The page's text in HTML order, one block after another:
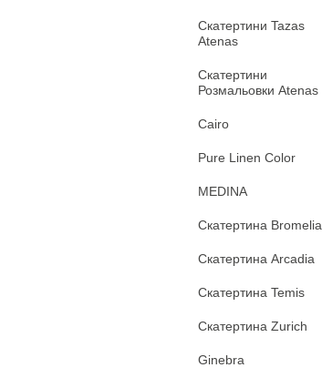
Скатертини Tazas
Atenas
Скатертини
Розмальовки Atenas
Cairo
Pure Linen Color
MEDINA
Скатертина Bromelia
Скатертина Arcadia
Скатертина Temis
Скатертина Zurich
Ginebra